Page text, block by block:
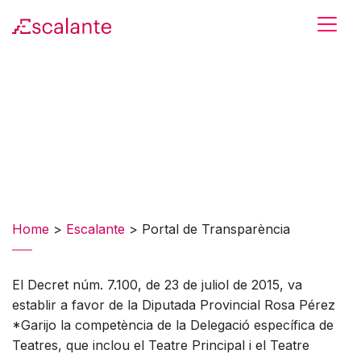
Home > Escalante > Portal de Transparència
El Decret núm. 7.100, de 23 de juliol de 2015, va
establir a favor de la Diputada Provincial Rosa Pérez
*Garijo la competència de la Delegació específica de
Teatres, que inclou el Teatre Principal i el Teatre